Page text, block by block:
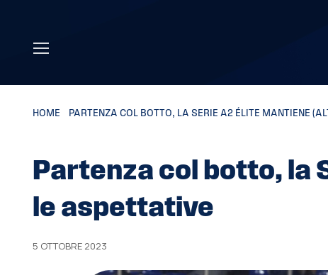
HOME PARTENZA COL BOTTO, LA SERIE A2 ÉLITE MANTIENE
Partenza col botto, la
le aspettative
5 OTTOBRE 2023